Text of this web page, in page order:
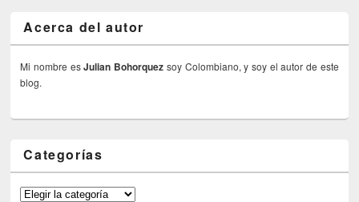
Acerca del autor
Mi nombre esJulian Bohorquez soy Colombiano, y soy el autor de este
blog.
Categorías
Categorías